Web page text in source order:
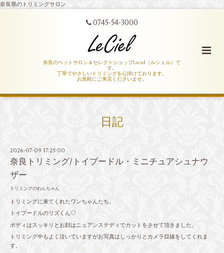
奈良県のトリミングサロン
0745-54-3000
奈良のペットサロン＆セレクトショップLeciel（ルシェル）で
す。
丁寧でやさしいトリミングを心掛けております。
お気軽にご来店くださいませ。
日記
2026-07-09 17:25:00
奈良トリミング/トイプードル・ミニチュアシュナウ
ザー
トリミングのわんちゃん
トリミングに来てくれたワンちゃんたち。
トイプードルのリズくん♡
ボディはスッキリとお顔はニュアンステディでカットをさせて頂きました。
トリミング中もよく泣いていますがお写真はしっかりとカメラ目線をしてくれま
す。